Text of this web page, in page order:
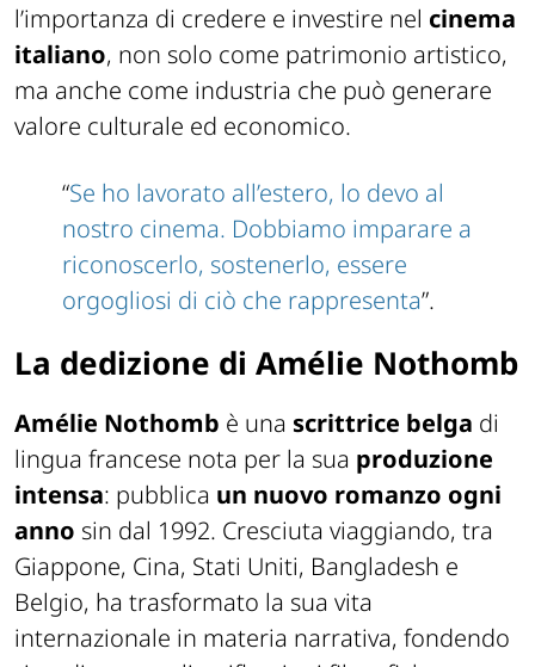
l’importanza di credere e investire nel cinema
italiano, non solo come patrimonio artistico,
ma anche come industria che può generare
valore culturale ed economico.
“Se ho lavorato all’estero, lo devo al
nostro cinema. Dobbiamo imparare a
riconoscerlo, sostenerlo, essere
orgogliosi di ciò che rappresenta”.
La dedizione di Amélie Nothomb
Amélie Nothomb è una scrittrice belga di
lingua francese nota per la sua produzione
intensa: pubblica un nuovo romanzo ogni
anno sin dal 1992. Cresciuta viaggiando, tra
Giappone, Cina, Stati Uniti, Bangladesh e
Belgio, ha trasformato la sua vita
internazionale in materia narrativa, fondendo